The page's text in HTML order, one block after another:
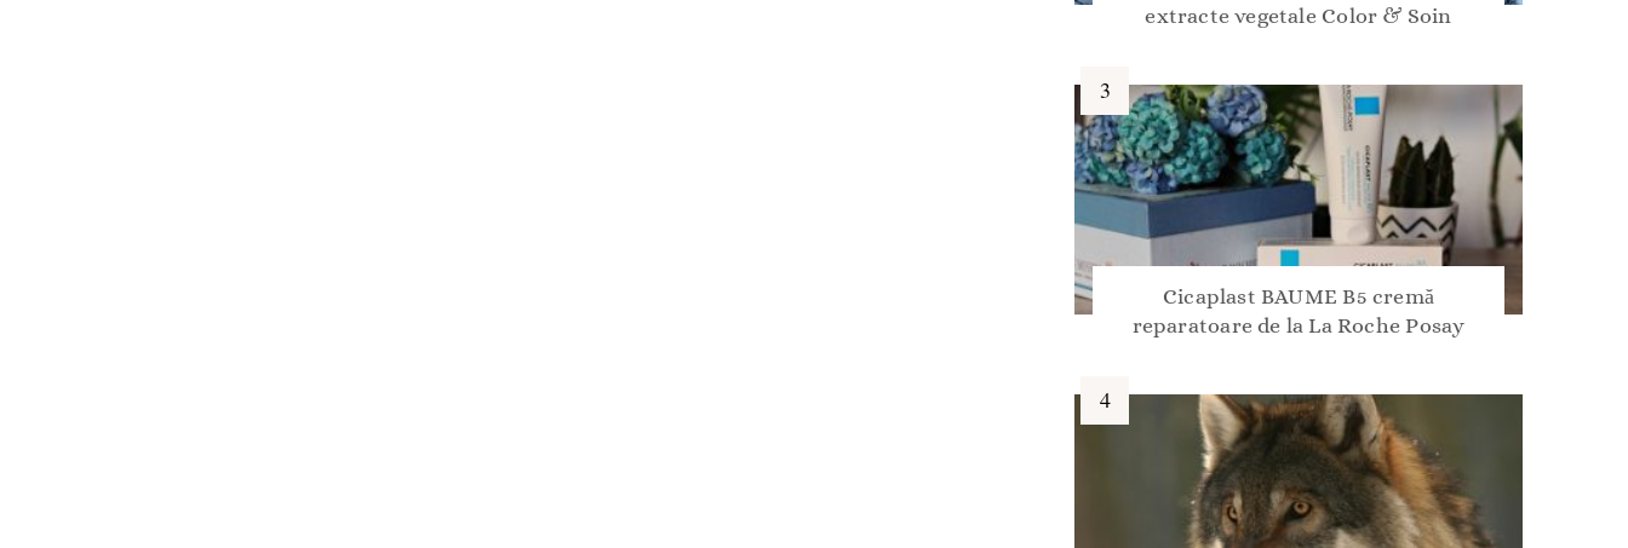
extracte vegetale Color & Soin
Cicaplast BAUME B5 cremă
reparatoare de la La Roche Posay